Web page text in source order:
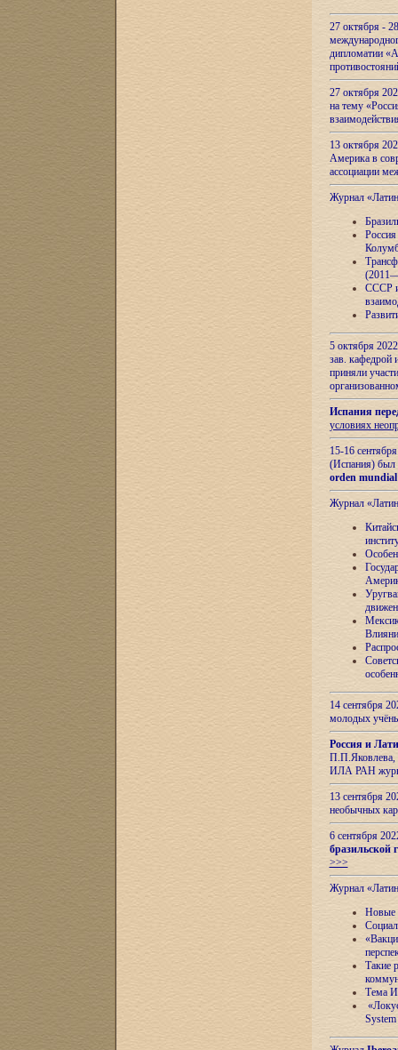
27 октября -
дипломатии
27 октября
на тему
13 октября
Америка в
ассоциации
Журнал
СССР и
5 октября
зав.
приняли
Испания
условиях
15-16
(Испания) был
orden
Журнал
14 сентября
молодых
Россия и
П.П.Яковлева,
ИЛА РАН
13 сентября
необычных
6 сентября
бразильской
>>>
Журнал
Новые
Такие
Тема